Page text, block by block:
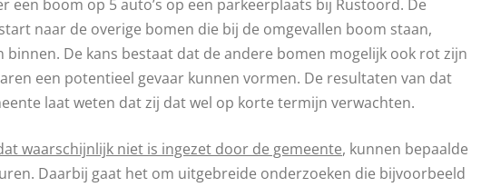
een boom op 5 auto’s op een parkeerplaats bij Rustoord. De
naar de overige bomen die bij de omgevallen boom staan,
De kans bestaat dat de andere bomen mogelijk ook rot zijn
een potentieel gevaar kunnen vormen. De resultaten van dat
laat weten dat zij dat wel op korte termijn verwachten.
waarschijnlijk niet is ingezet door de gemeente, kunnen bepaalde
Daarbij gaat het om uitgebreide onderzoeken die bijvoorbeeld